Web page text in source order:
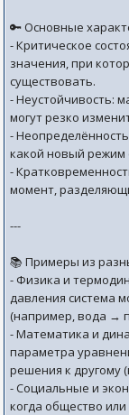
🔑 Основные
- Критическое
значения, при
существовать.
- Неустойчивость:
могут резко
-
какой новый режим
-
момент,
---
📚 Примеры из
- Физика и
давления система
(например, вода →
- Математика и
параметра
решения к другому
- Социальные и
когда общество